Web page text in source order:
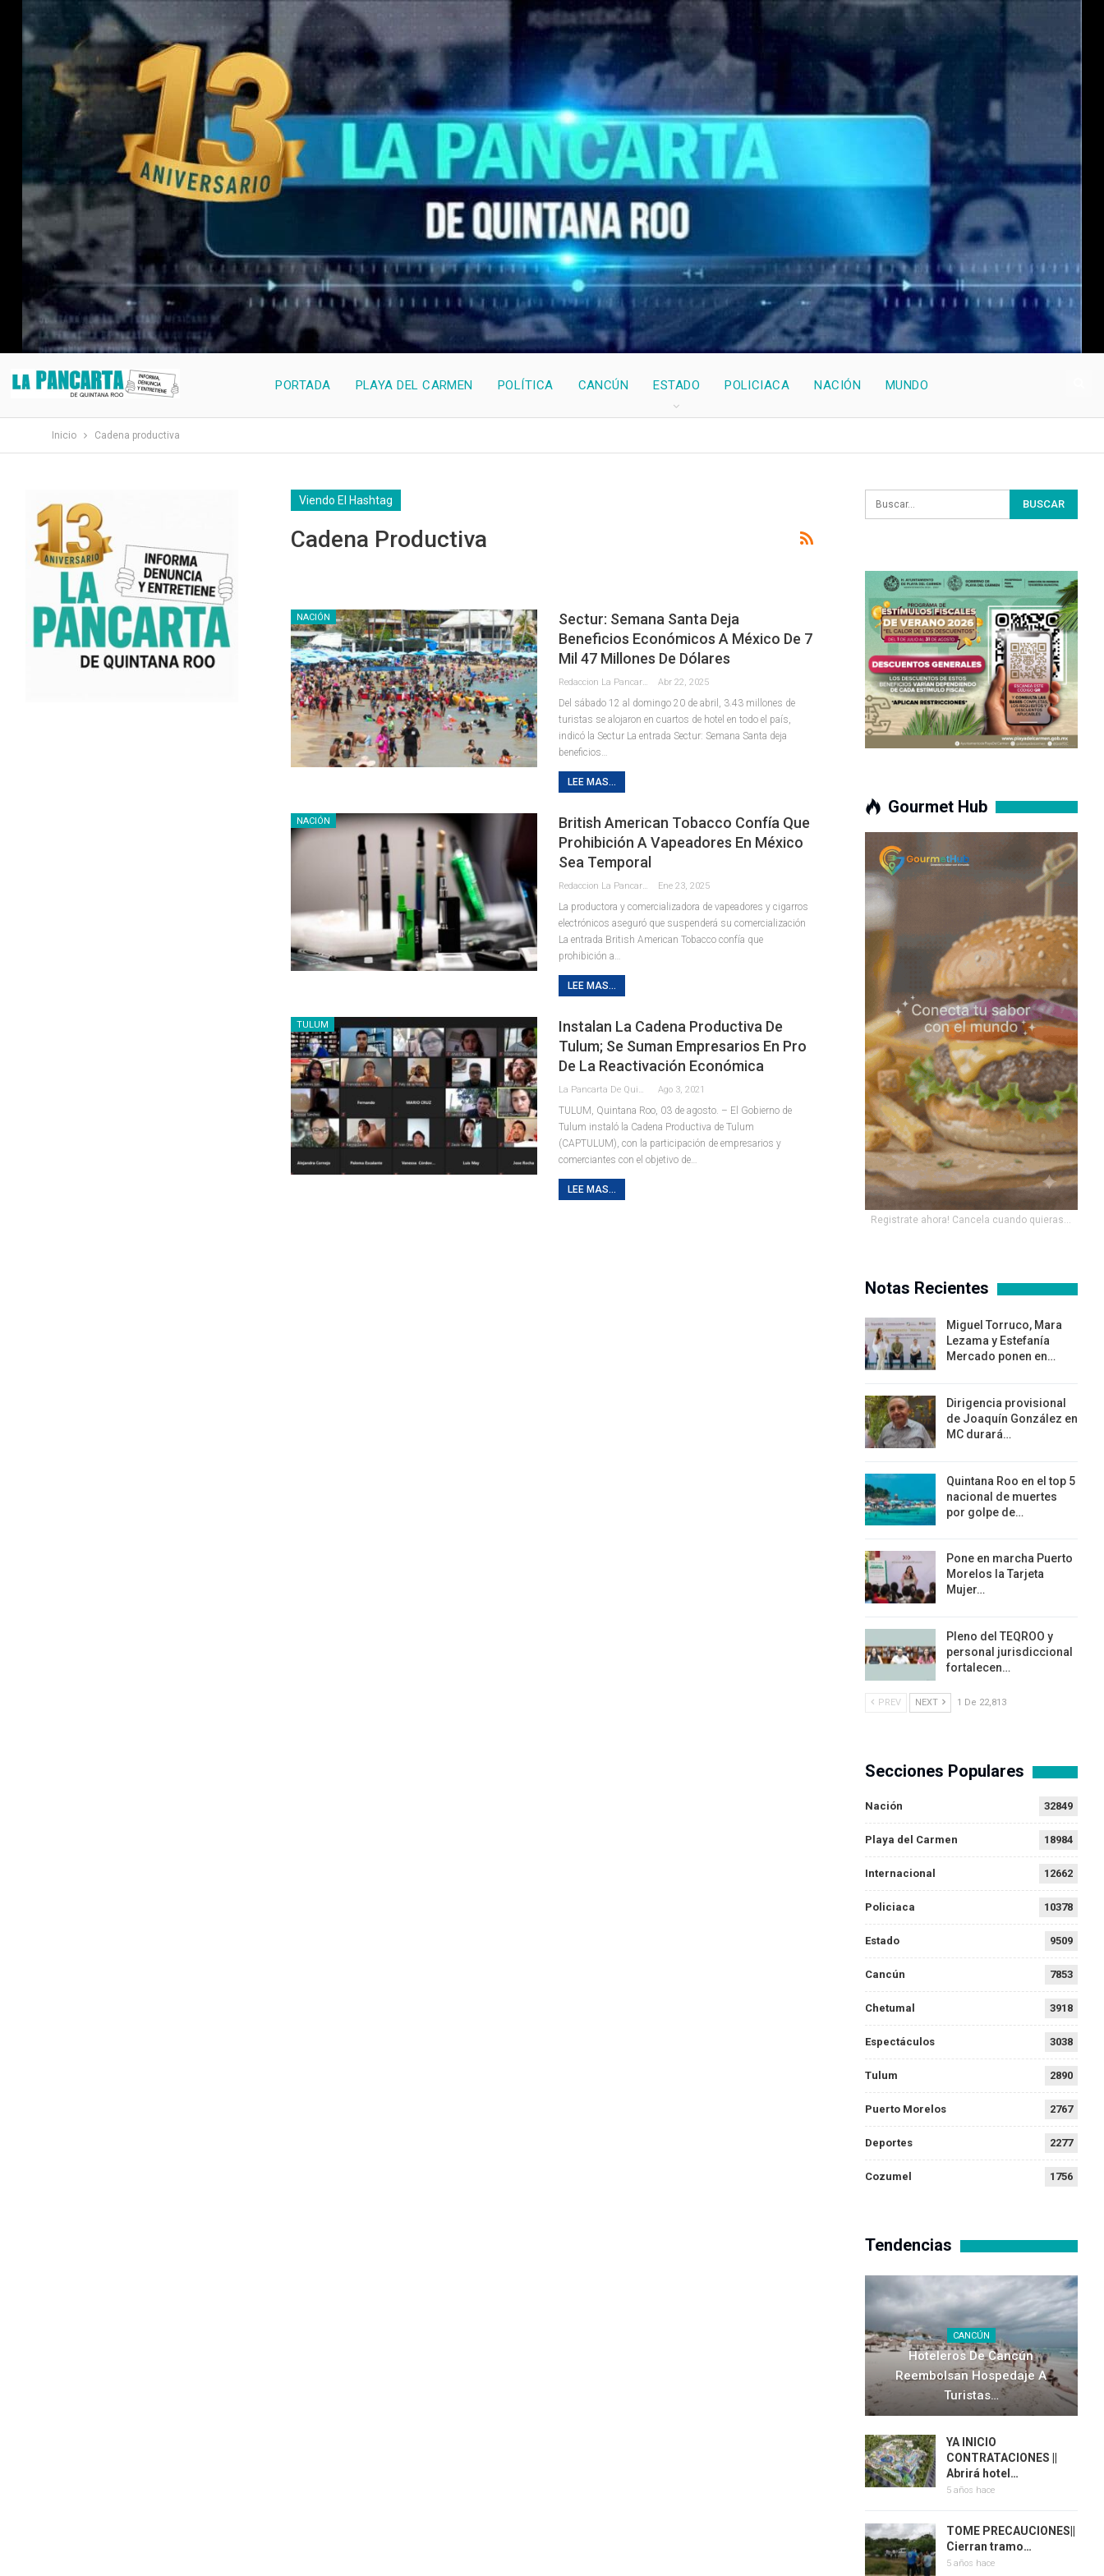
PORTADA PLAYA DEL CARMEN POLÍTICA CANCÚN ESTADO POLICIACA NACIÓN MUNDO
Inicio Cadena productiva
Viendo El Hashtag
Cadena Productiva
NACIÓN
Sectur: Semana Santa Deja
Beneficios Económicos A México De 7
Mil 47 Millones De Dólares
Abr 22, 2025
Del sábado 12 al domingo 20 de abril, 3.43 millones de
turistas se alojaron en cuartos de hotel en todo el país,
indicó la Sectur La entrada Sectur: Semana Santa deja
beneficios…
LEE MAS...
NACIÓN
British American Tobacco Confía Que
Prohibición A Vapeadores En México
Sea Temporal
Ene 23, 2025
La productora y comercializadora de vapeadores y cigarros
electrónicos aseguró que suspenderá su comercialización
La entrada British American Tobacco confía que
prohibición a…
LEE MAS...
TULUM
Instalan La Cadena Productiva De
Tulum; Se Suman Empresarios En Pro
De La Reactivación Económica
Ago 3, 2021
TULUM, Quintana Roo, 03 de agosto. – El Gobierno de
Tulum instaló la Cadena Productiva de Tulum
(CAPTULUM), con la participación de empresarios y
comerciantes con el objetivo de
LEE MAS...
Gourmet Hub
Registrate ahora! Cancela cuando quieras...
Notas Recientes
Miguel Torruco, Mara
Lezama y Estefanía
Mercado ponen en…
Dirigencia provisional
de Joaquín González en
MC durará…
Quintana Roo en el top 5
nacional de muertes
por golpe de…
Pone en marcha Puerto
Morelos la Tarjeta
Mujer…
Pleno del TEQROO y
personal jurisdiccional
fortalecen…
PREV NEXT 1 De 22,813
Secciones Populares
Nación 32849
Playa del Carmen 18984
Internacional 12662
Policiaca 10378
Estado 9509
Cancún 7853
Chetumal 3918
Espectáculos 3038
Tulum 2890
Puerto Morelos 2767
Deportes 2277
Cozumel 1756
Tendencias
CANCÚN
Hoteleros De Cancún
Reembolsan Hospedaje A
Turistas…
YA INICIO
CONTRATACIONES ||
Abrirá hotel…
5 años hace
TOME PRECAUCIONES||
Cierran tramo…
5 años hace